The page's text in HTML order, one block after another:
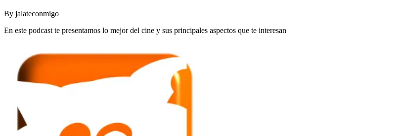
By jalateconmigo
En este podcast te presentamos lo mejor del cine y sus principales aspectos que te interesan